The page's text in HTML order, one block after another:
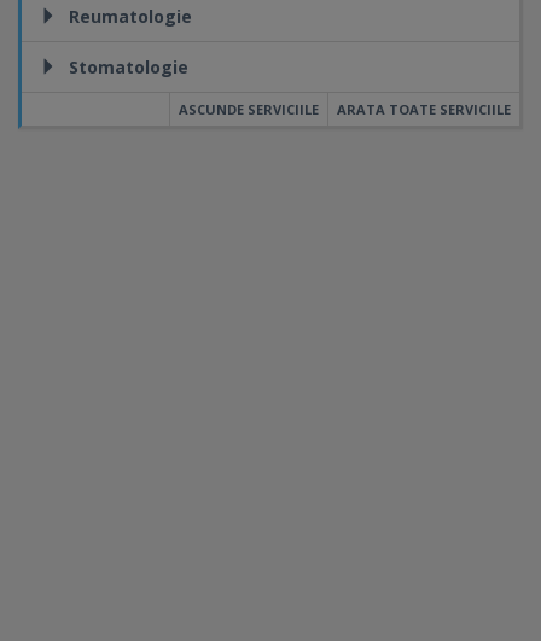
Reumatologie
Stomatologie
ARATA TOATE SERVICIILE
ASCUNDE SERVICIILE